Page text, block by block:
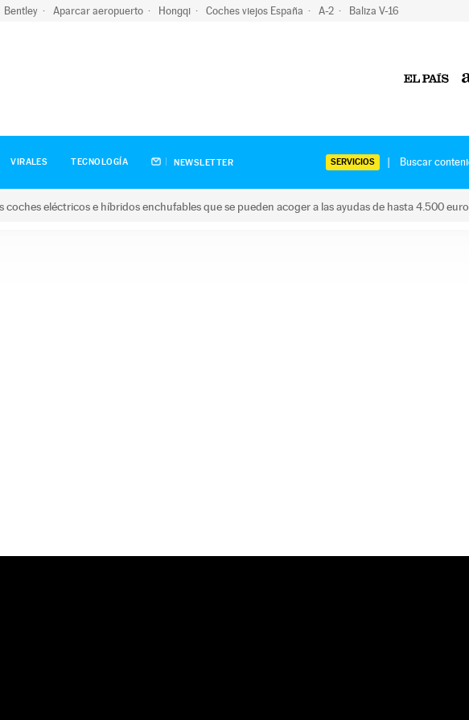
Bentley Aparcar aeropuerto Hongqi Coches viejos España A-2 Baliza V-16
VIRALES TECNOLOGÍA NEWSLETTER SERVICIOS
eléctricos e híbridos enchufables que se pueden acoger a las ayudas de hasta 4.500 euro